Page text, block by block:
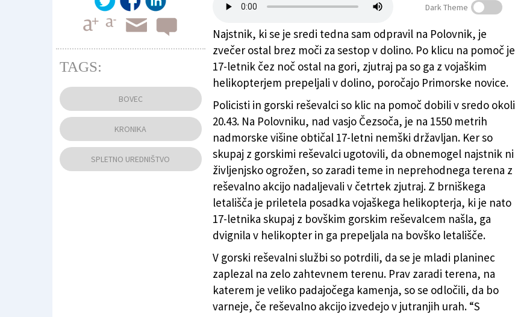
Najstnika so v četrtek zjutraj s helikopterjem varno pripeljali v dolino (GRS BOVEC)
Dark Theme
Najstnik, ki se je sredi tedna sam odpravil na Polovnik, je
zvečer ostal brez moči za sestop v dolino. Po klicu na pomoč je
17-letnik čez noč ostal na gori, zjutraj pa so ga z vojaškim
helikopterjem prepeljali v dolino, poročajo Primorske novice.
Policisti in gorski reševalci so klic na pomoč dobili v sredo okoli
20.43. Na Polovniku, nad vasjo Čezsoča, je na 1550 metrih
nadmorske višine obtičal 17-letni nemški državljan. Ker so
skupaj z gorskimi reševalci ugotovili, da obnemogel najstnik ni
življenjsko ogrožen, so zaradi teme in neprehodnega terena z
reševalno akcijo nadaljevali v četrtek zjutraj. Z brniškega
letališča je priletela posadka vojaškega helikopterja, ki je nato
17-letnika skupaj z bovškim gorskim reševalcem našla, ga
dvignila v helikopter in ga prepeljala na bovško letališče.
V gorski reševalni službi so potrdili, da se je mladi planinec
zaplezal na zelo zahtevnem terenu. Prav zaradi terena, na
katerem je veliko padajočega kamenja, so se odločili, da bo
varneje, če reševalno akcijo izvedejo v jutranjih urah. “S
TAGS:
BOVEC
KRONIKA
SPLETNO UREDNIŠTVO